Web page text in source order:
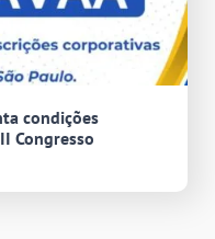
condições
Congresso